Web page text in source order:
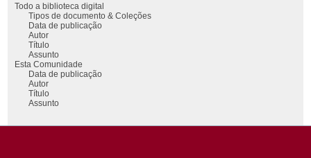
Todo a biblioteca digital
Tipos de documento & Coleções
Data de publicação
Autor
Título
Assunto
Esta Comunidade
Data de publicação
Autor
Título
Assunto